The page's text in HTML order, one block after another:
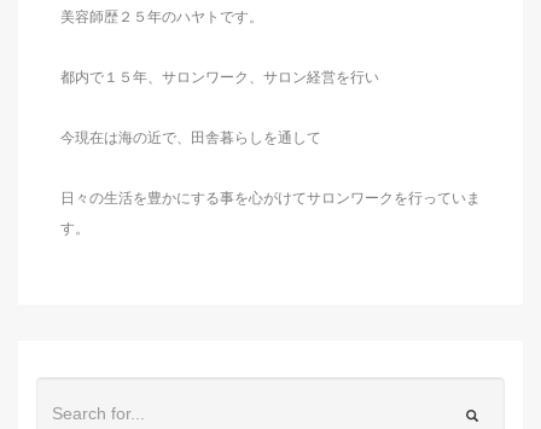
美容師歴２５年のハヤトです。
都内で１５年、サロンワーク、サロン経営を行い
今現在は海の近で、田舎暮らしを通して
日々の生活を豊かにする事を心がけてサロンワークを行っていま
す。